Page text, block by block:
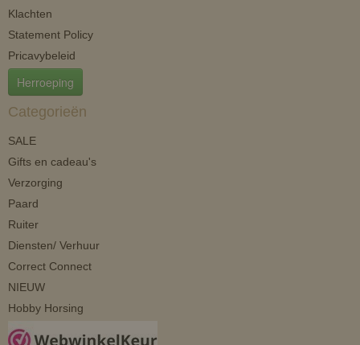
Klachten
Statement Policy
Pricavybeleid
Herroeping
Categorieën
SALE
Gifts en cadeau's
Verzorging
Paard
Ruiter
Diensten/ Verhuur
Correct Connect
NIEUW
Hobby Horsing